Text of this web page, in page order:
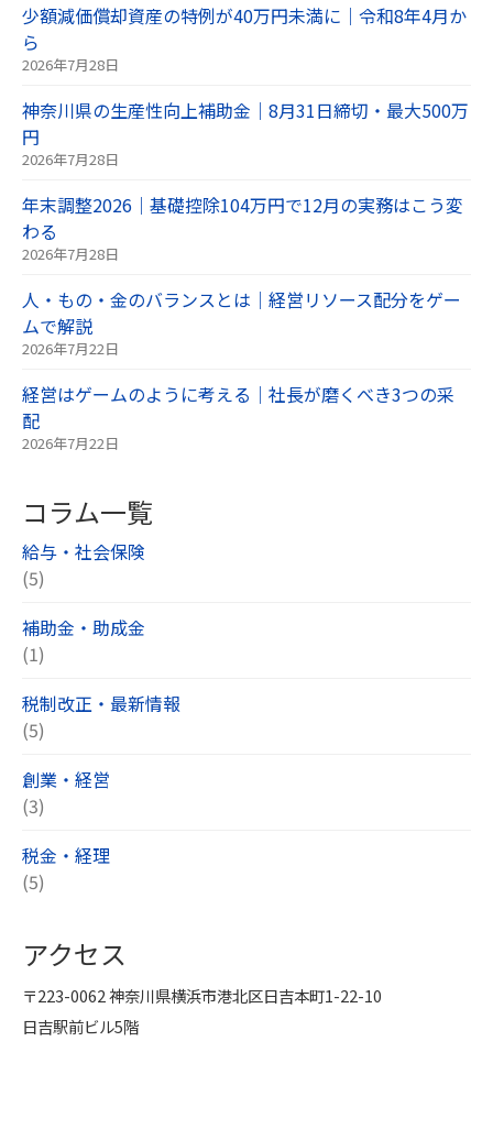
少額減価償却資産の特例が40万円未満に｜令和8年4月か
ら
2026年7月28日
神奈川県の生産性向上補助金｜8月31日締切・最大500万
円
2026年7月28日
年末調整2026｜基礎控除104万円で12月の実務はこう変
わる
2026年7月28日
人・もの・金のバランスとは｜経営リソース配分をゲー
ムで解説
2026年7月22日
経営はゲームのように考える｜社長が磨くべき3つの采
配
2026年7月22日
コラム一覧
給与・社会保険
(5)
補助金・助成金
(1)
税制改正・最新情報
(5)
創業・経営
(3)
税金・経理
(5)
アクセス
〒223-0062 神奈川県横浜市港北区日吉本町1-22-10
日吉駅前ビル5階